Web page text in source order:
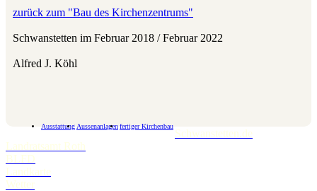
zurück zum "Bau des Kirchenzentrums"
Schwanstetten im Februar 2018 / Februar 2022
Alfred J. Köhl
Ausstattung Aussenanlagenfertiger Kirchenbau
Schwanstetten.de
Landratsamt Roth
BLFD
Landkarte
Wetter